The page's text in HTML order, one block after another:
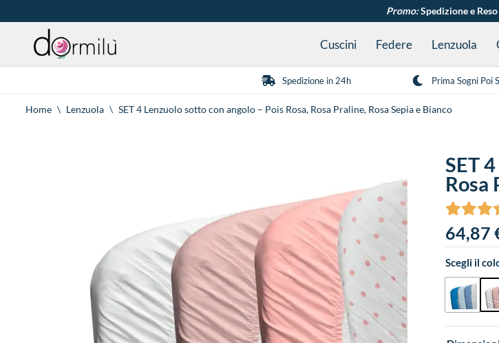
contenuto
Promo:Spedizione e
Cuscini Federe Lenzuola
Spedizione in 24h Prima Sogni Poi
Home \ Lenzuola \ SET 4 Lenzuolo sotto con angolo – Pois Rosa, Rosa Praline, Rosa Sepia e Bianco
SET
Rosa
64,87
Scegli il